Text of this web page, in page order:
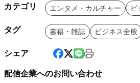
カテゴリ エンタメ・カルチャー ビ
タグ 書籍・雑誌 ビジネス全般
シェア
配信企業へのお問い合わせ